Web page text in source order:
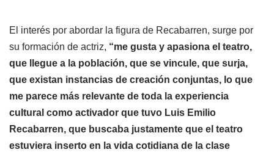
El interés por abordar la figura de Recabarren, surge por
su formación de actriz, “me gusta y apasiona el teatro,
que llegue a la población, que se vincule, que surja,
que existan instancias de creación conjuntas, lo que
me parece más relevante de toda la experiencia
cultural como activador que tuvo Luis Emilio
Recabarren, que buscaba justamente que el teatro
estuviera inserto en la vida cotidiana de la clase